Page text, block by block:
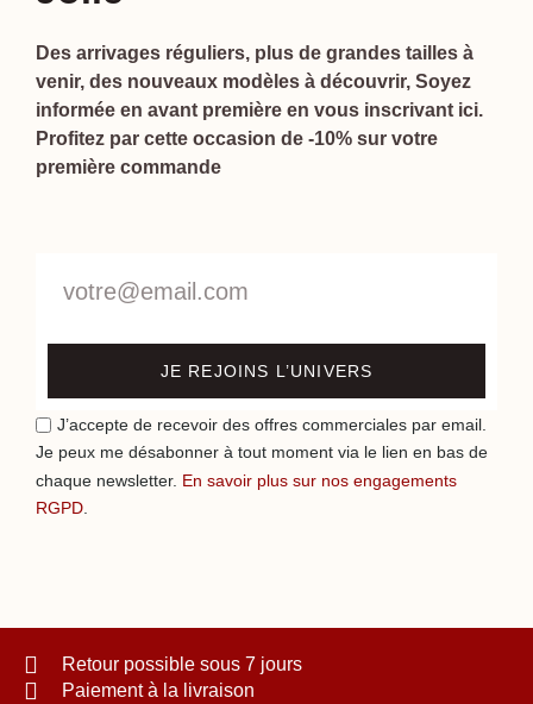
Des arrivages réguliers, plus de grandes tailles à
venir, des nouveaux modèles à découvrir, Soyez
informée en avant première en vous inscrivant ici.
Profitez par cette occasion de -10% sur votre
première commande
JE REJOINS L’UNIVERS
J’accepte de recevoir des offres commerciales par email.
Je peux me désabonner à tout moment via le lien en bas de
chaque newsletter. En savoir plus sur nos engagements
RGPD
Retour possible sous 7 jours
Paiement à la livraison